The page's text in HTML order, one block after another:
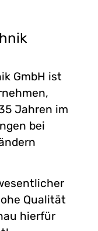
GmbH ist
Jahren im
bei
Qualität
hierfür